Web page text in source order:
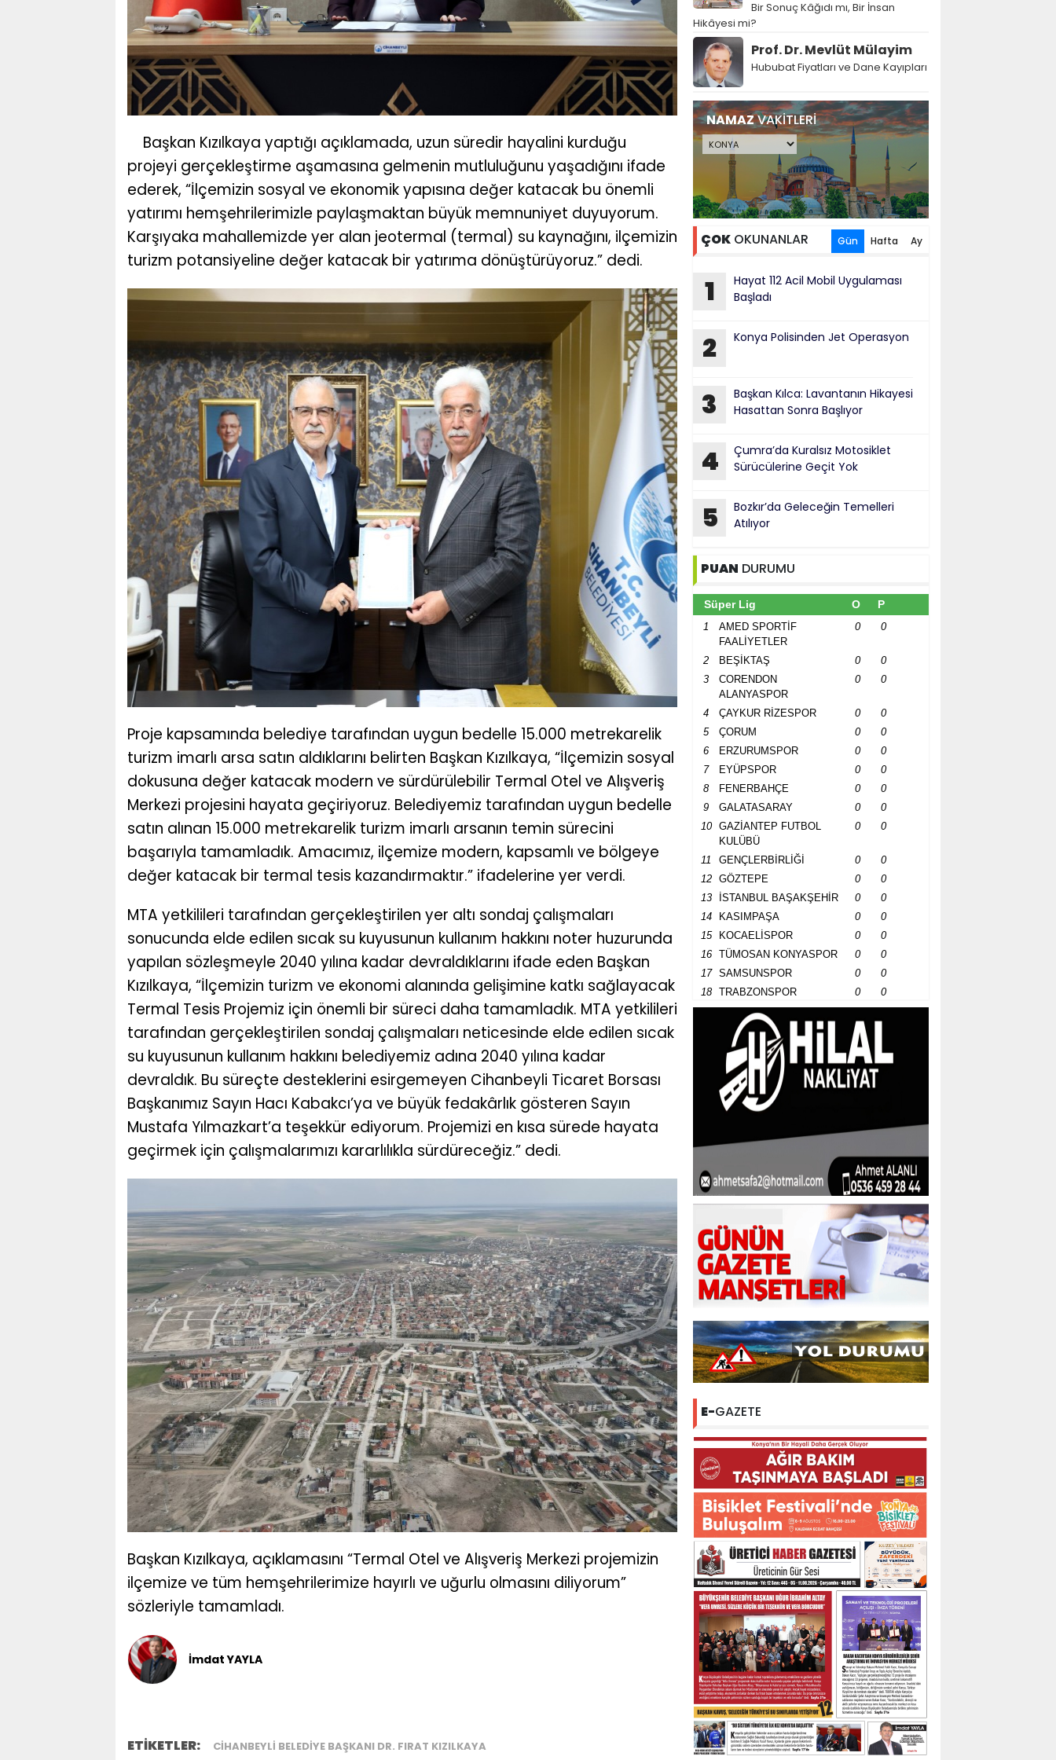
Başkan Kızılkaya yaptığı açıklamada, uzun süredir hayalini kurduğu
projeyi gerçekleştirme aşamasına gelmenin mutluluğunu yaşadığını ifade
ederek, “İlçemizin sosyal ve ekonomik yapısına değer katacak bu önemli
yatırımı hemşehrilerimizle paylaşmaktan büyük memnuniyet duyuyorum.
Karşıyaka mahallemizde yer alan jeotermal (termal) su kaynağını, ilçemizin
turizm potansiyeline değer katacak bir yatırıma dönüştürüyoruz.” dedi.
Proje kapsamında belediye tarafından uygun bedelle 15.000 metrekarelik
turizm imarlı arsa satın aldıklarını belirten Başkan Kızılkaya, “İlçemizin sosyal
dokusuna değer katacak modern ve sürdürülebilir Termal Otel ve Alışveriş
Merkezi projesini hayata geçiriyoruz. Belediyemiz tarafından uygun bedelle
satın alınan 15.000 metrekarelik turizm imarlı arsanın temin sürecini
başarıyla tamamladık. Amacımız, ilçemize modern, kapsamlı ve bölgeye
değer katacak bir termal tesis kazandırmaktır.” ifadelerine yer verdi.
MTA yetkilileri tarafından gerçekleştirilen yer altı sondaj çalışmaları
sonucunda elde edilen sıcak su kuyusunun kullanım hakkını noter huzurunda
yapılan sözleşmeyle 2040 yılına kadar devraldıklarını ifade eden Başkan
Kızılkaya, “İlçemizin turizm ve ekonomi alanında gelişimine katkı sağlayacak
Termal Tesis Projemiz için önemli bir süreci daha tamamladık. MTA yetkilileri
tarafından gerçekleştirilen sondaj çalışmaları neticesinde elde edilen sıcak
su kuyusunun kullanım hakkını belediyemiz adına 2040 yılına kadar
devraldık. Bu süreçte desteklerini esirgemeyen Cihanbeyli Ticaret Borsası
Başkanımız Sayın Hacı Kabakcı’ya ve büyük fedakârlık gösteren Sayın
Mustafa Yılmazkart’a teşekkür ediyorum. Projemizi en kısa sürede hayata
geçirmek için çalışmalarımızı kararlılıkla sürdüreceğiz.” dedi.
Başkan Kızılkaya, açıklamasını “Termal Otel ve Alışveriş Merkezi projemizin
ilçemize ve tüm hemşehrilerimize hayırlı ve uğurlu olmasını diliyorum”
sözleriyle tamamladı.
İmdat YAYLA
ETİKETLER: CIHANBEYLI BELEDIYE BAŞKANI DR. FIRAT KIZILKAYA
Bir Sonuç Kâğıdı mı, Bir İnsan
Hikâyesi mi?
Prof. Dr. Mevlüt Mülayim
Hububat Fiyatları ve Dane Kayıpları
NAMAZVAKİTLERİ
ÇOK OKUNANLAR Gün Hafta Ay
1
Hayat 112 Acil Mobil Uygulaması
Başladı
2 Konya Polisinden Jet Operasyon
3
Başkan Kılca: Lavantanın Hikayesi
Hasattan Sonra Başlıyor
4
Çumra’da Kuralsız Motosiklet
Sürücülerine Geçit Yok
5
Bozkır’da Geleceğin Temelleri
Atılıyor
PUAN DURUMU
Süper Lig O P
1
AMED SPORTİF
FAALİYETLER
0 0
2 BEŞİKTAŞ 0
0
3
CORENDON
ALANYASPOR
0 0
4 ÇAYKUR RİZESPOR 0
0
5
ÇORUM 0
0
6
ERZURUMSPOR 0
0
7
EYÜPSPOR 0
0
8
FENERBAHÇE 0
0
9
GALATASARAY 0
0
10
GAZİANTEP FUTBOL
KULÜBÜ
0 0
11 GENÇLERBİRLİĞİ 0
0
12
GÖZTEPE 0
0
13
İSTANBUL BAŞAKŞEHİR 0
0
14
KASIMPAŞA 0
0
15
KOCAELİSPOR 0
0
16
TÜMOSAN KONYASPOR 0
0
17
SAMSUNSPOR 0
0
18
TRABZONSPOR 0 0
E-GAZETE